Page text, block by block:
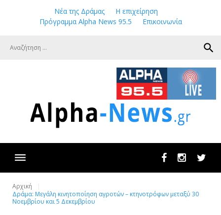
Νέα της Δράμας
Η επιχείρηση
Πρόγραμμα Alpha News 95.5
Επικοινωνία
search
FacebookInstagram
Αρχική
Δράμα: Μεγάλη κινητοποίηση αγροτών – κτηνοτρόφων μεταξύ 30
Νοεμβρίου και 5 Δεκεμβρίου